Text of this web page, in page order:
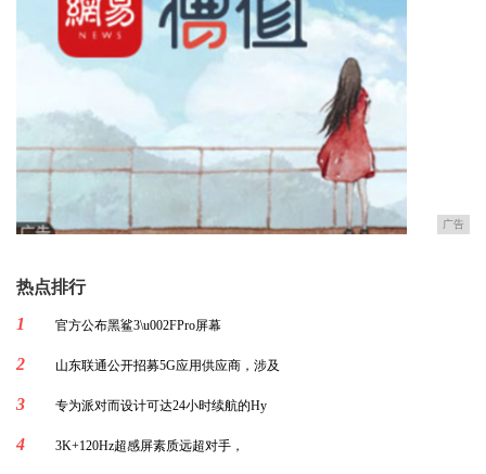
广告
热点排行
1
官方公布黑鲨3\u002FPro屏幕
2 山东联通公开招募5G应用供应商，涉及
3 专为派对而设计可达24小时续航的Hy
4 3K+120Hz超感屏素质远超对手，